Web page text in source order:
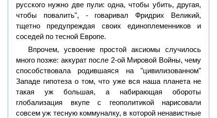
русского нужно две пули: одна, чтобы убить, другая,
чтобы повалить", - говаривал Фридрих Великий,
тщетно предупреждая своих единоплеменников и
соседей по тесной Европе.
Впрочем, усвоение простой аксиомы случилось
много позже: аккурат после 2-ой Мировой Войны, чему
способствовала родившаяся на "цивилизованном"
Западе гипотеза о том, что уже вся наша планета не
такая уж большая, а набирающая обороты
глобализация вкупе с геополитикой нарисовали
совсем уж тесную коммуналку, в которой ненавистные